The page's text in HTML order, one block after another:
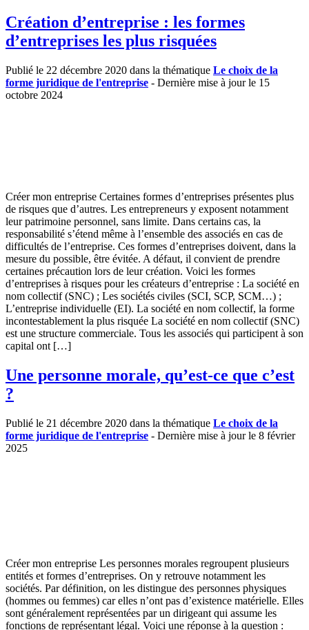
Création d’entreprise : les formes
d’entreprises les plus risquées
Publié le 22 décembre 2020 dans la thématique Le choix de la
forme juridique de l'entreprise - Dernière mise à jour le 15
octobre 2024
Créer mon entreprise Certaines formes d’entreprises présentes plus
de risques que d’autres. Les entrepreneurs y exposent notamment
leur patrimoine personnel, sans limite. Dans certains cas, la
responsabilité s’étend même à l’ensemble des associés en cas de
difficultés de l’entreprise. Ces formes d’entreprises doivent, dans la
mesure du possible, être évitée. A défaut, il convient de prendre
certaines précaution lors de leur création. Voici les formes
d’entreprises à risques pour les créateurs d’entreprise : La société en
nom collectif (SNC) ; Les sociétés civiles (SCI, SCP, SCM…) ;
L’entreprise individuelle (EI). La société en nom collectif, la forme
incontestablement la plus risquée La société en nom collectif (SNC)
est une structure commerciale. Tous les associés qui participent à son
capital ont […]
Une personne morale, qu’est-ce que c’est
?
Publié le 21 décembre 2020 dans la thématique Le choix de la
forme juridique de l'entreprise - Dernière mise à jour le 8 février
2025
Créer mon entreprise Les personnes morales regroupent plusieurs
entités et formes d’entreprises. On y retrouve notamment les
sociétés. Par définition, on les distingue des personnes physiques
(hommes ou femmes) car elles n’ont pas d’existence matérielle. Elles
sont généralement représentées par un dirigeant qui assume les
fonctions de représentant légal. Voici une réponse à la question :